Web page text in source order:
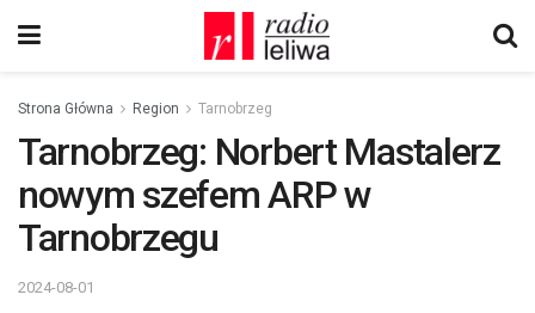
Strona Główna Region Tarnobrzeg
Tarnobrzeg: Norbert Mastalerz
nowym szefem ARP w
Tarnobrzegu
2024-08-01